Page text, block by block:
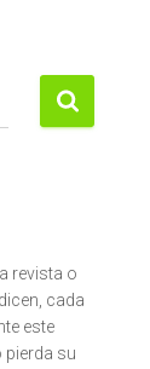
revista o
cada
este
pierda su